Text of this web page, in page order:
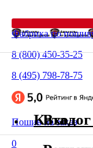
Фабрика по
8 (800) 450-35-25
8 (495) 798-78-75
Пошив на заказ
0
Вход